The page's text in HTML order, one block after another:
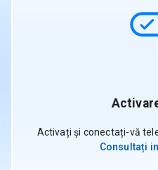
Activați și conectați-vă
Consultați